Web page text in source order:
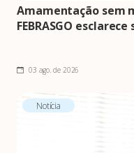
Amamentação sem
FEBRASGO
03 ago. de 2026
Notícia